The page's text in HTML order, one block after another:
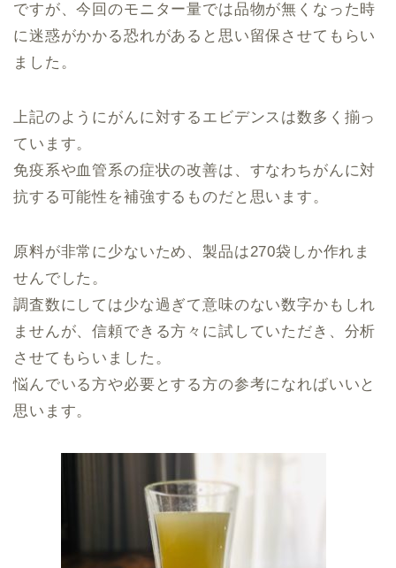
ですが、今回のモニター量では品物が無くなった時
に迷惑がかかる恐れがあると思い留保させてもらい
ました。
上記のようにがんに対するエビデンスは数多く揃っ
ています。
免疫系や血管系の症状の改善は、すなわちがんに対
抗する可能性を補強するものだと思います。
原料が非常に少ないため、製品は270袋しか作れま
せんでした。
調査数にしては少な過ぎて意味のない数字かもしれ
ませんが、信頼できる方々に試していただき、分析
させてもらいました。
悩んでいる方や必要とする方の参考になればいいと
思います。